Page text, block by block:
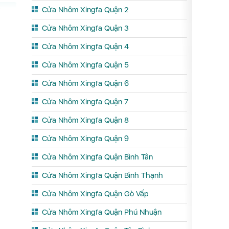
Cửa Nhôm Xingfa Quận 2
Cửa Nhôm Xingfa Quận 3
Cửa Nhôm Xingfa Quận 4
Cửa Nhôm Xingfa Quận 5
Cửa Nhôm Xingfa Quận 6
Cửa Nhôm Xingfa Quận 7
Cửa Nhôm Xingfa Quận 8
Cửa Nhôm Xingfa Quận 9
Cửa Nhôm Xingfa Quận Bình Tân
Cửa Nhôm Xingfa Quận Bình Thạnh
Cửa Nhôm Xingfa Quận Gò Vấp
Cửa Nhôm Xingfa Quận Phú Nhuận